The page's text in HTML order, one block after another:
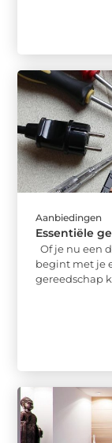
Aanbiedingen
Essentiële
Of je nu een
begint met je
gereedschap